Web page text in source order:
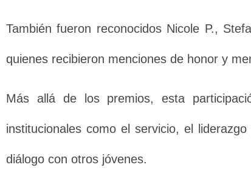
También fueron reconocidos Nicole P.,
quienes recibieron menciones de honor y
Más allá de los premios, esta
institucionales como el servicio, el
diálogo con otros jóvenes.